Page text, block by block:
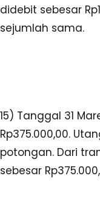
didebit sebesar
sejumlah sama.
15) Tanggal 31
Rp375.000,00.
potongan. Dari
sebesar